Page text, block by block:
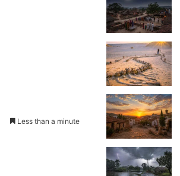
Less than a minute